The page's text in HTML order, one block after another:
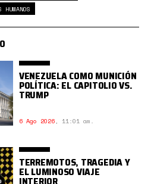
HUMANOS
VENEZUELA COMO MUNICIÓN
POLÍTICA: EL CAPITOLIO VS.
TRUMP
6 Ago 2026, 11:01 am.
TERREMOTOS, TRAGEDIA Y
EL LUMINOSO VIAJE